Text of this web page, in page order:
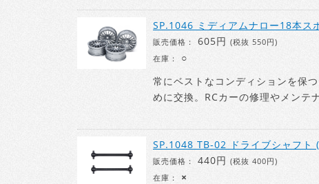
SP.1046 ミディアムナロー18本ス
販売価格： 605円 (税抜 550円)
在庫：
○
常にベストなコンディションを保
めに交換。RCカーの修理やメンテ
SP.1048 TB-02 ドライブシャフト
販売価格： 440円 (税抜 400円)
在庫：
×